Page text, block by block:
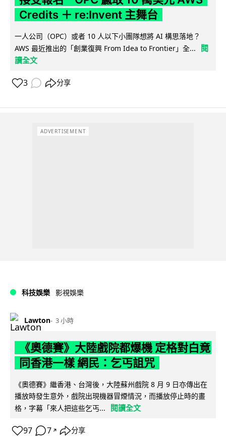
Credits ＋ re:Invent 主舞台
一人公司（OPC）或者 10 人以下小團隊想將 AI 構思落地？
AWS 最近推出的「創業復興 From Idea to Frontier」全...
閱
讀全文
3 分享
ADVERTISEMENT
科技娛樂 影視娛樂
Lawton 3 小時
《奧德賽》大陸戲院都爆機 定格對白竟
同香港一樣 網民：乞丐詛咒
《奧德賽》繼香港、台灣後，大陸蘇州戲院 8 月 9 日亦傳出在
播放時發生意外，戲院出現機器冒煙情況，而播放停止時的畫
格，字幕「來人把這些乞丐...
閱讀全文
97 7 ↗ 分享